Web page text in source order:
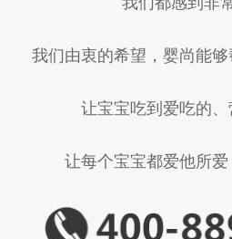
我们由衷的希望，婴尚能够
让宝宝吃到爱吃的、
让每个宝宝都爱他所爱